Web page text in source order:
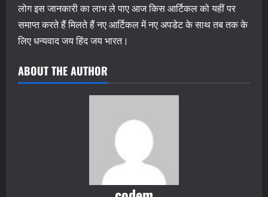
लोग इस जानकारी का लाभ ले पाए आज किस आर्टिकल को यहीं पर
समाप्त करते हैं मिलते हैं नए आर्टिकल में नए अपडेट के साथ तब तक के
लिए धन्यवाद जय हिंद जय भारत।
ABOUT THE AUTHOR